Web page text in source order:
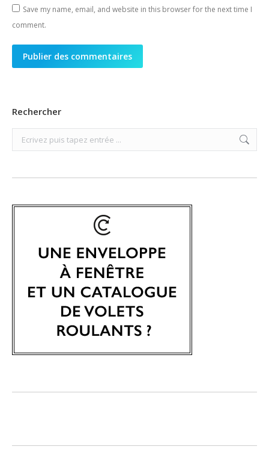
Save my name, email, and website in this browser for the next time I
comment.
Publier des commentaires
Rechercher
Search: